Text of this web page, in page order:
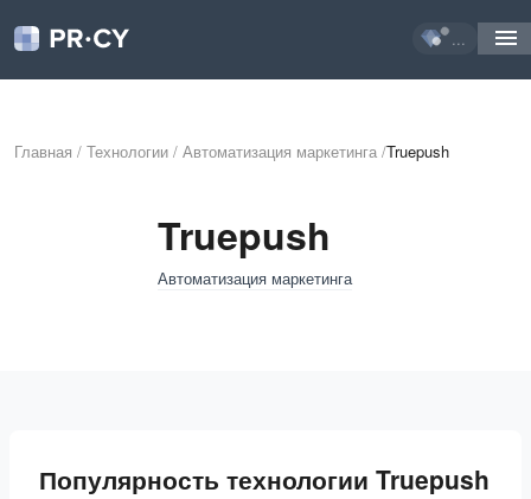
...
Главная / Технологии / Автоматизация маркетинга /Truepush
Truepush
Автоматизация маркетинга
Популярность технологии Truepush